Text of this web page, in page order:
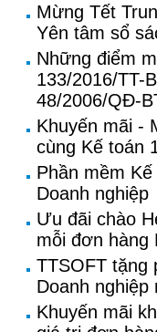
Mừng Tết
Yên tâm sổ
Những điểm
133/2016/TT-
48/2006/QĐ-
Khuyến mãi -
cùng Kế toán
Phần mềm
Doanh nghiệp
Ưu đãi chào
mỗi đơn hàng
TTSOFT tặng
Doanh nghiệp
Khuyến mãi